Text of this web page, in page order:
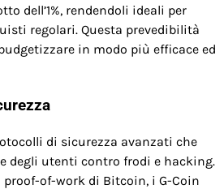
dell’1%, rendendoli ideali per
regolari. Questa prevedibilità
in modo più efficace ed
di sicurezza avanzati che
degli utenti contro frodi e hacking.
proof-of-work di Bitcoin, i G-Coin